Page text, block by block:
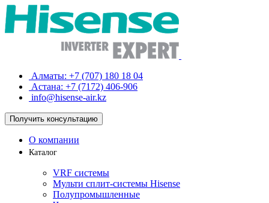
Алматы: +7 (707) 180 18 04
Астана: +7 (7172) 406-906
info@hisense-air.kz
Получить консультацию
О компании
Каталог
VRF системы
Мульти сплит-системы Hisense
Полупромышленные